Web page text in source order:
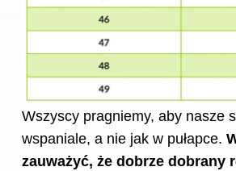
Wszyscy pragniemy, aby nasze
wspaniale, a nie jak w pułapce.
zauważyć, że dobrze dobrany